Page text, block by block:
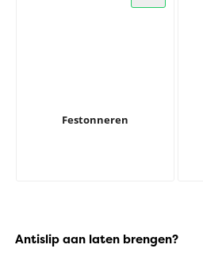
Festonneren
Antislip aan laten brengen?